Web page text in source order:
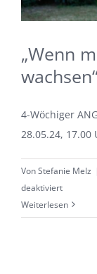
„Wenn
4-Wöchiger
28.05.24,
VonStefanie Melz
deaktiviertfür
„Wenn
meinen
Weiterlesen